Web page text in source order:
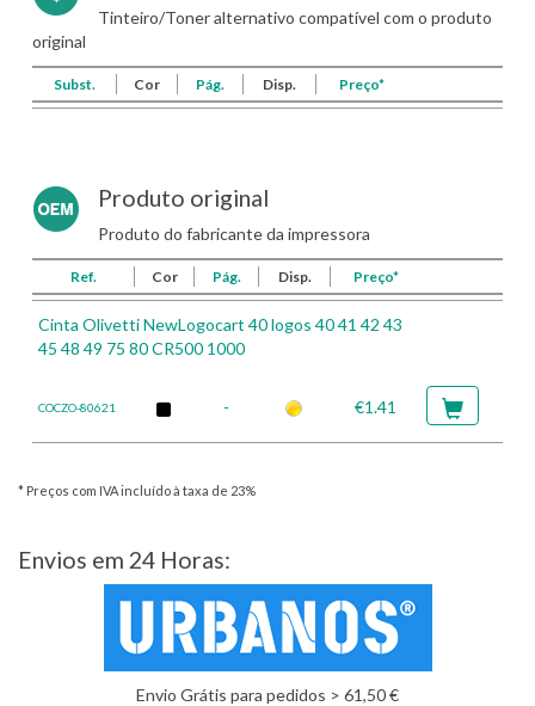
Tinteiro/Toner alternativo compatível com o produto
original
Subst. Cor Pág. Disp. Preço*
Produto original
Produto do fabricante da impressora
Ref. Cor Pág. Disp. Preço*
Cinta Olivetti NewLogocart 40 logos 40 41 42 43
45 48 49 75 80 CR500 1000
COCZO-80621 - €1.41
* Preços com IVA incluído à taxa de 23%
Envios em 24 Horas:
Envio Grátis para pedidos > 61,50 €